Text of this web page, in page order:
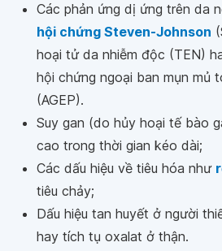
Các phản ứng dị ứng trên da
hội chứng Steven-Johnson
hoại tử da nhiễm độc (TEN)
hội chứng ngoại ban mụn mủ
(AGEP).
Suy gan (do hủy hoại tế bào
cao trong thời gian kéo dài;
Các dấu hiệu về tiêu hóa như
tiêu chảy;
Dấu hiệu tan huyết ở người
hay tích tụ oxalat ở thận.